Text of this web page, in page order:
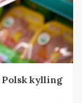
Polsk kylling